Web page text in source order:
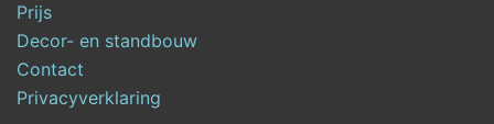
Prijs
Decor- en standbouw
Contact
Privacyverklaring